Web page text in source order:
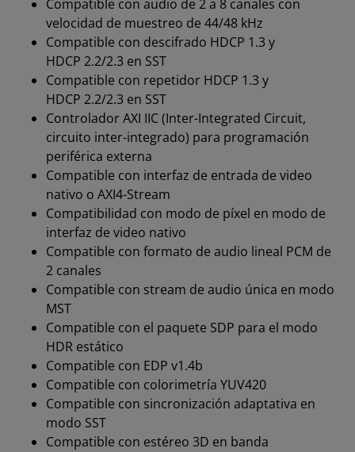
Compatible con audio de 2 a 8 canales con
velocidad de muestreo de 44/48 kHz
Compatible con descifrado HDCP 1.3 y
HDCP 2.2/2.3 en SST
Compatible con repetidor HDCP 1.3 y
HDCP 2.2/2.3 en SST
Controlador AXI IIC (Inter-Integrated Circuit,
circuito inter-integrado) para programación
periférica externa
Compatible con interfaz de entrada de video
nativo o AXI4-Stream
Compatibilidad con modo de píxel en modo de
interfaz de video nativo
Compatible con formato de audio lineal PCM de
2 canales
Compatible con stream de audio única en modo
MST
Compatible con el paquete SDP para el modo
HDR estático
Compatible con EDP v1.4b
Compatible con colorimetría YUV420
Compatible con sincronización adaptativa en
modo SST
Compatible con estéreo 3D en banda